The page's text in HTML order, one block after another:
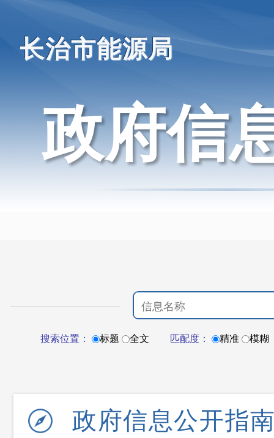
长治市能源局
政府信
搜索位置： 标题 全文 匹配度： 精准 模糊
政府信息公开指